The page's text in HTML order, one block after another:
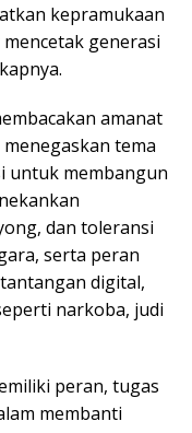
kepramukaan
generasi
amanat
tema
untuk membangun
dan toleransi
serta peran
digital,
narkoba, judi
peran, tugas
membanti